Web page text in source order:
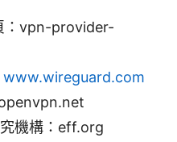
：vpn-provider-
www.wireguard.com
機構：eff.org